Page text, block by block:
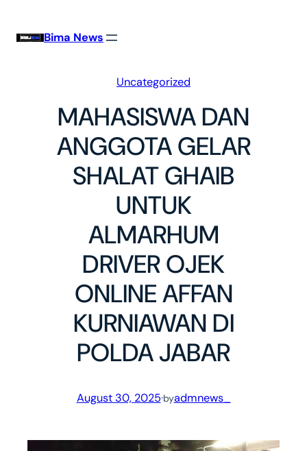
Bima News
Uncategorized
MAHASISWA DAN
ANGGOTA GELAR
SHALAT GHAIB
UNTUK
ALMARHUM
DRIVER OJEK
ONLINE AFFAN
KURNIAWAN DI
POLDA JABAR
August 30, 2025·byadmnews_